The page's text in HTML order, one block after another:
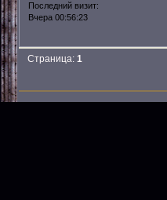
Последний визит:
Вчера 00:56:23
Страница:1